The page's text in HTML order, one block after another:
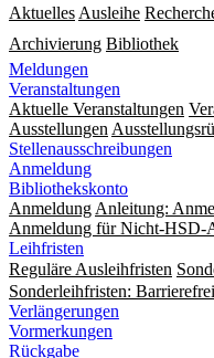
Aktuelles Ausleihe
Archivierung Bibliothek
Meldungen
Veranstaltungen
Aktuelle Veranstaltungen
Ausstellungen
Stellenausschreibungen
Anmeldung
Bibliothekskonto
Anmeldung Anleitung:
Anmeldung für Nicht-HSD-
Leihfristen
Reguläre Ausleihfristen
Sonderleihfristen:
Verlängerungen
Vormerkungen
Rückgabe